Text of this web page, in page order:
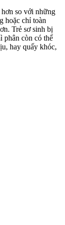
so với những
hoặc chỉ toàn
Trẻ sơ sinh bị
phân còn có thể
hay quấy khóc,